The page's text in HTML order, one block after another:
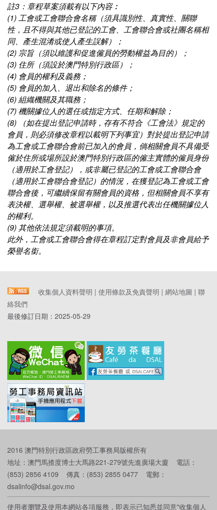
註3：章程草案須載有以下內容︰
(1) 工會或工會聯合會名稱（須具識別性、真實性、關聯
性，且不得與其他已登記的工會、工會聯合會或社團名稱相
同、產生混淆或使人產生誤解）；
(2) 宗旨（須以維護和促進僱員的勞動權益為目的）；
(3) 住所（須設於澳門特別行政區）；
(4) 會員的權利及義務；
(5) 會員的加入、退出和除名的條件；
(6) 組織機關及其職務；
(7) 機關據位人的選任或指定方式、任期和解除；
(8) （如在提出登記申請時，存有不符合《工會法》規定的
會員，則必須修改章程以載明下列事宜）對於提出登記申請
為工會或工會聯合會前已加入的會員，倘相關會員不具備受
僱於住所或場所設於澳門特別行政區的僱主實體的僱員身份
（適用於工會登記），或非屬已登記的工會或工會聯合會
（適用於工會聯合會登記）的情況，在獲登記為工會或工會
聯合會後，可繼續保留有關會員的資格，但相關會員不享有
表決權、選舉權、被選舉權，以及推選代表出任機關據位人
的權利。
(9) 其他依法規定須載明的事項。
此外，工會或工會聯合會得在章程訂定對會員及非會員給予
榮譽名銜。
收集個人資料聲明 | 使用條款及免責聲明 | 網站地圖 | 聯
絡我們
最後修訂日期： 2025-05-29
2016 澳門特別行政區政府勞工事務局版權所有
地址：澳門馬揸度博士大馬路221-279號先進廣場大廈 電話：
(853) 2856 4109 傳真：(853) 2855 0477 電郵：
dsalinfo@dsal.gov.mo
使用者瀏覽及使用本網站各項服務，即表示已知悉並同意"收集個人